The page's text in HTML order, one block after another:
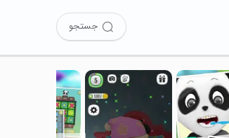
جستجو